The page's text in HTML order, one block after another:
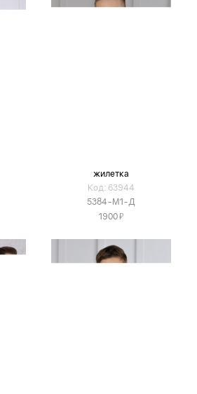
жилетка
Код: 63944
5384-М1-Д
1900Я